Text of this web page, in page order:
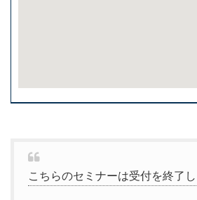
こちらのセミナーは受付を終了し